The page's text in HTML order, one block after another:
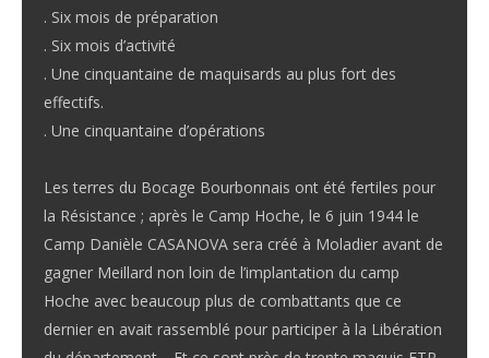
. Six mois de préparation
. Six mois d’activité
. Une cinquantaine de maquisards au plus fort des
effectifs.
. Une cinquantaine d’opérations
Les terres du Bocage Bourbonnais ont été fertiles pour
la Résistance ; après le Camp Hoche, le 6 juin 1944 le
Camp Danièle CASANOVA sera créé à Moladier avant de
gagner Meillard non loin de l’implantation du camp
Hoche avec beaucoup plus de combattants que ce
dernier en avait rassemblé pour participer à la Libération